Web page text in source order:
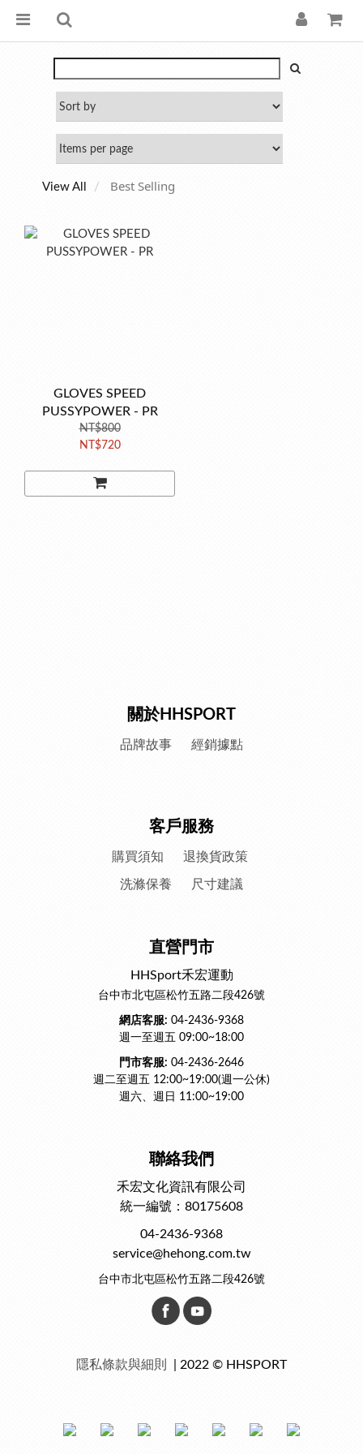
View All Best Selling
GLOVES SPEED
PUSSYPOWER - PR
NT$800
NT$720
關於HHSPORT
品牌故事 經銷據點
客戶服務
購買須知 退換貨政策
洗滌保養 尺寸建議
直營門市
HHSport禾宏運動
台中市北屯區松竹五路二段426號
網店客服: 04-2436-9368
週一至週五 09:00~18:00
門市客服: 04-2436-2646
週二至週五 12:00~19:00(週一公休)
週六、週日 11:00~19:00
聯絡我們
禾宏文化資訊有限公司
統一編號：80175608
04-2436-9368
service@hehong.com.tw
台中市北屯區松竹五路二段426號
隱私條款與細則 | 2022 © HHSPORT